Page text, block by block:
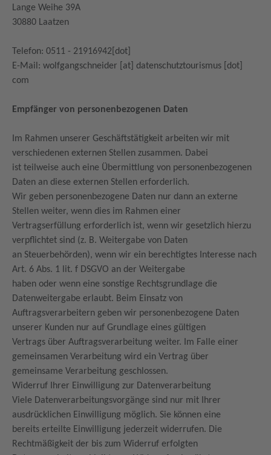
Lange Weihe 39A
30880 Laatzen
Telefon: 0511 - 21916942[dot]
E-Mail: wolfgangschneider [at] datenschutztourismus [dot]
com
Empfänger von personenbezogenen Daten
Im Rahmen unserer Geschäftstätigkeit arbeiten wir mit
verschiedenen externen Stellen zusammen. Dabei
ist teilweise auch eine Übermittlung von personenbezogenen
Daten an diese externen Stellen erforderlich.
Wir geben personenbezogene Daten nur dann an externe
Stellen weiter, wenn dies im Rahmen einer
Vertragserfüllung erforderlich ist, wenn wir gesetzlich hierzu
verpflichtet sind (z. B. Weitergabe von Daten
an Steuerbehörden), wenn wir ein berechtigtes Interesse nach
Art. 6 Abs. 1 lit. f DSGVO an der Weitergabe
haben oder wenn eine sonstige Rechtsgrundlage die
Datenweitergabe erlaubt. Beim Einsatz von
Auftragsverarbeitern geben wir personenbezogene Daten
unserer Kunden nur auf Grundlage eines gültigen
Vertrags über Auftragsverarbeitung weiter. Im Falle einer
gemeinsamen Verarbeitung wird ein Vertrag über
gemeinsame Verarbeitung geschlossen.
Widerruf Ihrer Einwilligung zur Datenverarbeitung
Viele Datenverarbeitungsvorgänge sind nur mit Ihrer
ausdrücklichen Einwilligung möglich. Sie können eine
bereits erteilte Einwilligung jederzeit widerrufen. Die
Rechtmäßigkeit der bis zum Widerruf erfolgten